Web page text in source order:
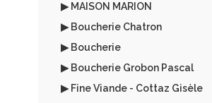
▶ MAISON MARION
▶ Boucherie Chatron
▶ Boucherie
▶ Boucherie Grobon Pascal
▶ Fine Viande - Cottaz Gisèle